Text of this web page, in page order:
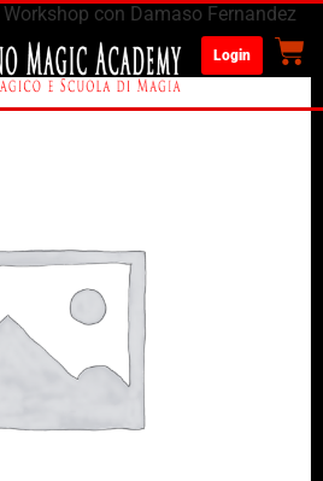
Login
con Damaso Fernandez